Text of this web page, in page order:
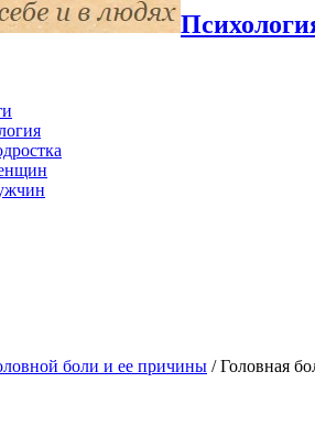
боли и ее причины / Головная